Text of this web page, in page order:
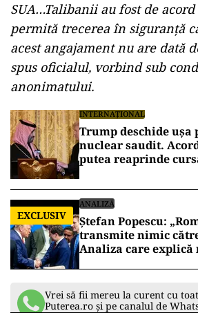
SUA…Talibanii au fost de acord
permită trecerea în siguranță
acest angajament nu are dată
spus oficialul, vorbind sub
anonimatului.
INTERNAȚIONAL
Trump deschide
nuclear saudit.
putea reaprinde
EXCLUSIV
ANALIZĂ
Ștefan Popescu:
transmite nimic
Analiza care explică
Vrei să fii mereu la curent cu
Puterea.ro și pe canalul de